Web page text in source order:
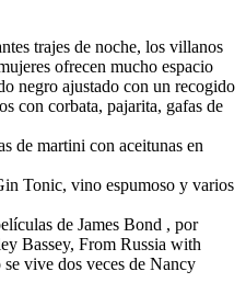
trajes de noche, los villanos
ofrecen mucho espacio
negro ajustado con un recogido
con corbata, pajarita, gafas de
de martini con aceitunas en
Tonic, vino espumoso y varios
de James Bond , por
Bassey, From Russia with
vive dos veces de Nancy